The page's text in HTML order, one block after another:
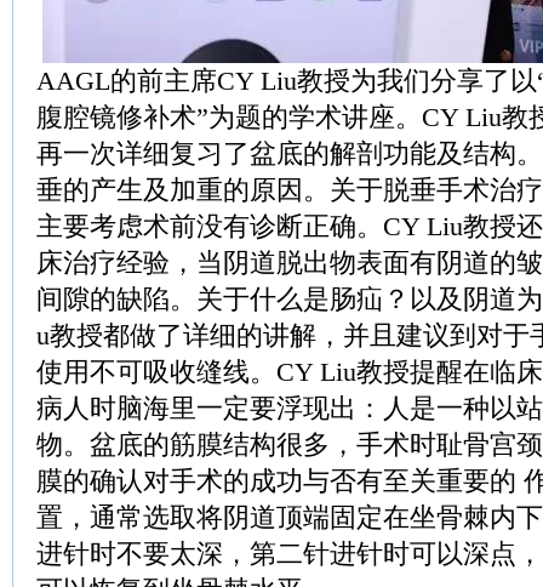
AAGL的前主席CY Liu教授为我们分享了
腹腔镜修补术”为题的学术讲座。CY Liu教
再一次详细复习了盆底的解剖功能及结构
垂的产生及加重的原因。关于脱垂手术治
主要考虑术前没有诊断正确。CY Liu教授
床治疗经验，当阴道脱出物表面有阴道的
间隙的缺陷。关于什么是肠疝？以及阴道
u教授都做了详细的讲解，并且建议到对于
使用不可吸收缝线。CY Liu教授提醒在临
病人时脑海里一定要浮现出：人是一种以
物。盆底的筋膜结构很多，手术时耻骨宫
膜的确认对手术的成功与否有至关重要的
置，通常选取将阴道顶端固定在坐骨棘内
进针时不要太深，第二针进针时可以深点